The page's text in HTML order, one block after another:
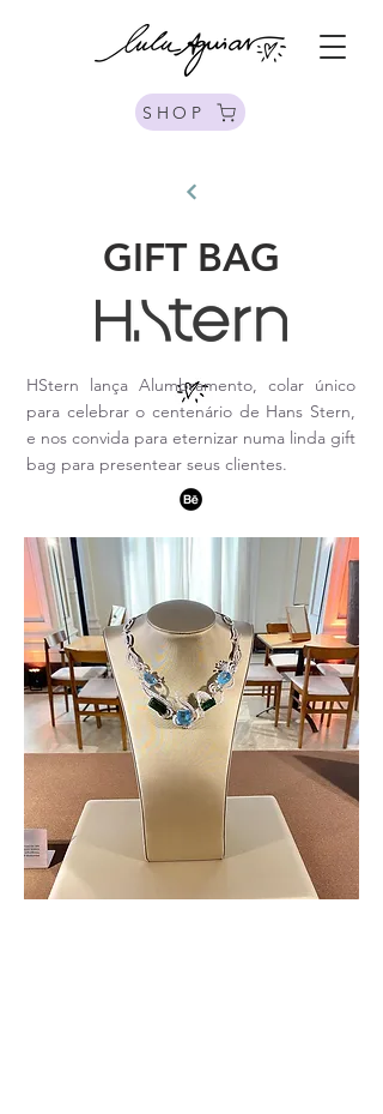
SHOP
GIFT BAG
HStern lança Alumbramento, colar único
para celebrar o centenário de Hans Stern,
e nos convida para eternizar numa linda gift
bag para presentear seus clientes.